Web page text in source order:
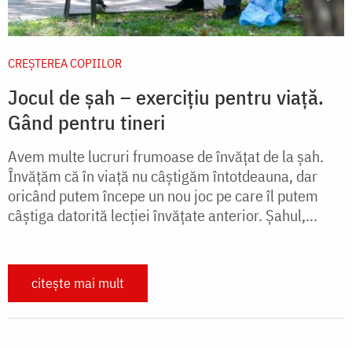
CREŞTEREA COPIILOR
Jocul de șah – exercițiu pentru viață.
Gând pentru tineri
Avem multe lucruri frumoase de învățat de la șah.
Învățăm că în viață nu câștigăm întotdeauna, dar
oricând putem începe un nou joc pe care îl putem
câștiga datorită lecției învățate anterior. Șahul,...
citește mai mult